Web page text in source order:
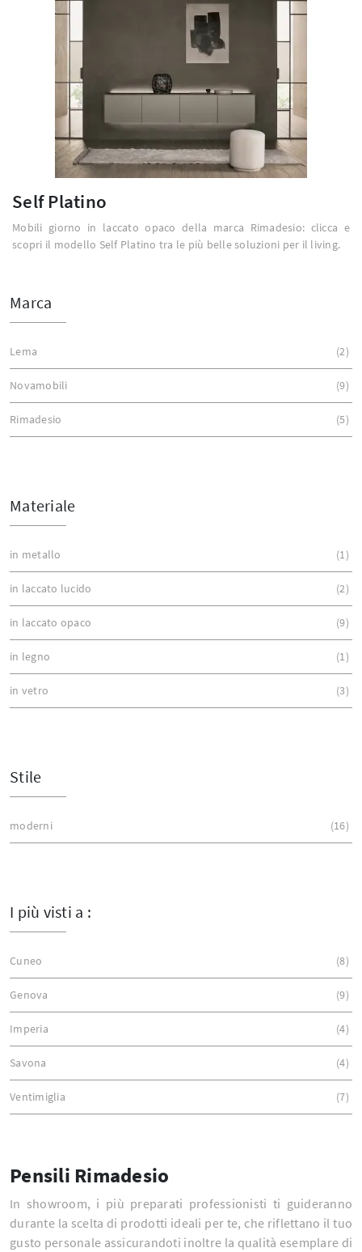
Self Platino
Mobili giorno in laccato opaco della marca Rimadesio: clicca e
scopri il modello Self Platino tra le più belle soluzioni per il living.
Marca
Lema 2
Novamobili 9
Rimadesio 5
Materiale
in metallo 1
in laccato lucido 2
in laccato opaco 9
in legno 1
in vetro 3
Stile
moderni 16
I più visti a :
Cuneo 8
Genova 9
Imperia 4
Savona 4
Ventimiglia 7
Pensili Rimadesio
In showroom, i più preparati professionisti ti guideranno
durante la scelta di prodotti ideali per te, che riflettano il tuo
gusto personale assicurandoti inoltre la qualità esemplare di